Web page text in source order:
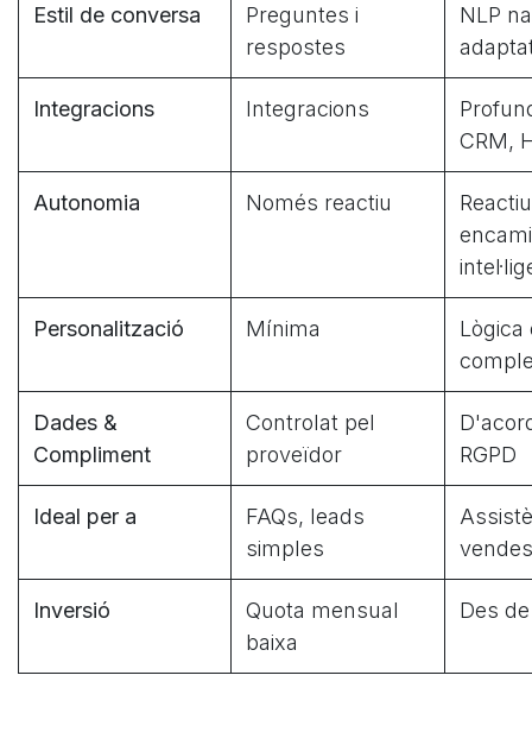
Estil de conversa
Preguntes i
respostes
NLP
Integracions Integracions
CRM,
Autonomia Només reactiu
Personalització Mínima
Lògica
Dades &
Compliment
Controlat pel
proveïdor
RGPD
Ideal per a
FAQs, leads
simples
Inversió
Quota mensual
baixa
Des